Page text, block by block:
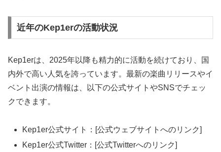
近年のKep1erの活動状況
Kep1erは、2025年以降も精力的に活動を続けており、国
内外で高い人気を誇っています。最新の楽曲リリースやイ
ベント出演の情報は、以下の公式サイトやSNSでチェッ
クできます。
Kep1er公式サイト：[公式ウェブサイトへのリンク]
Kep1er公式Twitter：[公式Twitterへのリンク]